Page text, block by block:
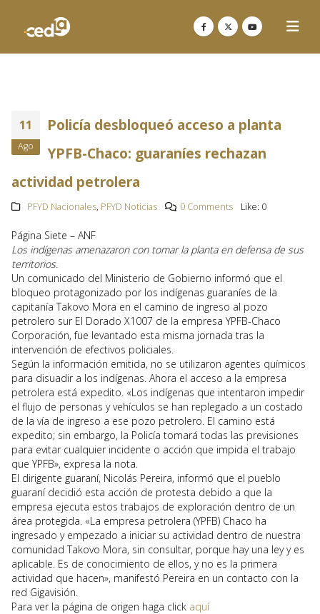
11
Ago
Policía desbloqueó acceso a planta
YPFB-Chaco: guaraníes rechazan
actividad petrolera
PFYD Nacionales, PFYD Noticias 0 Comments Like: 0
Página Siete – ANF
Los indígenas amenazaron con tomar la planta en defensa de sus
territorios.
Un comunicado del Ministerio de Gobierno informó que el
bloqueo protagonizado por los indígenas guaraníes de la
capitanía Takovo Mora en el camino de ingreso al pozo
petrolero sur El Dorado X1007 de la empresa YPFB-Chaco
Corporación, fue levantado esta misma jornada tras la
intervención de efectivos policiales.
Según la información emitida, no se utilizaron agentes químicos
para disuadir a los indígenas. Ahora el acceso a la empresa
petrolera está expedito. «Los indígenas que intentaron impedir
el flujo de personas y vehículos se han replegado a un costado
de la vía de ingreso a ese pozo petrolero. El camino está
expedito; sin embargo, la Policía tomará todas las previsiones
para evitar cualquier incidente o acción que impida el trabajo
que YPFB», expresa la nota.
El dirigente guaraní, Nicolás Pereira, informó que el pueblo
guaraní decidió esta acción de protesta debido a que la
empresa ejecuta estos trabajos de exploración dentro de un
área protegida. «La empresa petrolera (YPFB) Chaco ha
ingresado y empezado a iniciar su actividad dentro de nuestra
comunidad Takovo Mora, sin consultar, porque hay una ley y es
aplicable. Es de conocimiento de ellos, y no es la primera
actividad que hacen», manifestó Pereira en un contacto con la
red Gigavisión.
Para ver la página de origen haga click aquí